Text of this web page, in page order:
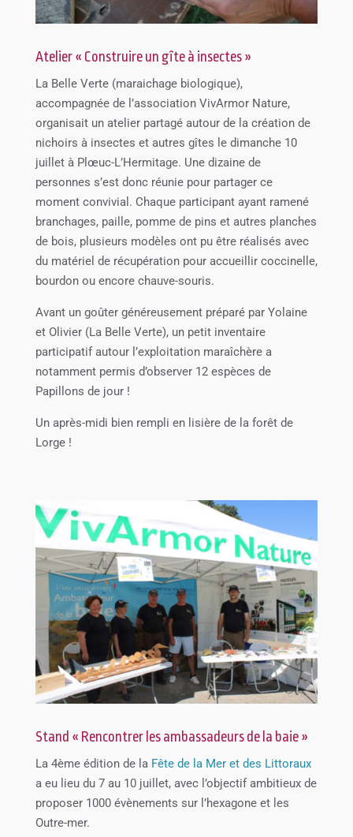
Atelier « Construire un gîte à insectes »
La Belle Verte (maraichage biologique),
accompagnée de l’association VivArmor Nature,
organisait un atelier partagé autour de la création de
nichoirs à insectes et autres gîtes le dimanche 10
juillet à Plœuc-L’Hermitage. Une dizaine de
personnes s’est donc réunie pour partager ce
moment convivial. Chaque participant ayant ramené
branchages, paille, pomme de pins et autres planches
de bois, plusieurs modèles ont pu être réalisés avec
du matériel de récupération pour accueillir coccinelle,
bourdon ou encore chauve-souris.
Avant un goûter généreusement préparé par Yolaine
et Olivier (La Belle Verte), un petit inventaire
participatif autour l’exploitation maraîchère a
notamment permis d’observer 12 espèces de
Papillons de jour !
Un après-midi bien rempli en lisière de la forêt de
Lorge !
Stand « Rencontrer les ambassadeurs de la baie »
La 4ème édition de la Fête de la Mer et des Littoraux
a eu lieu du 7 au 10 juillet, avec l’objectif ambitieux de
proposer 1000 évènements sur l’hexagone et les
Outre-mer.